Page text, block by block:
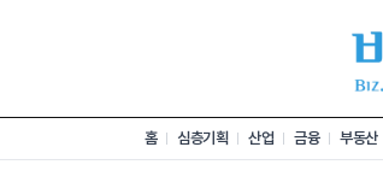
홈 심층기획 산업 금융 부동산